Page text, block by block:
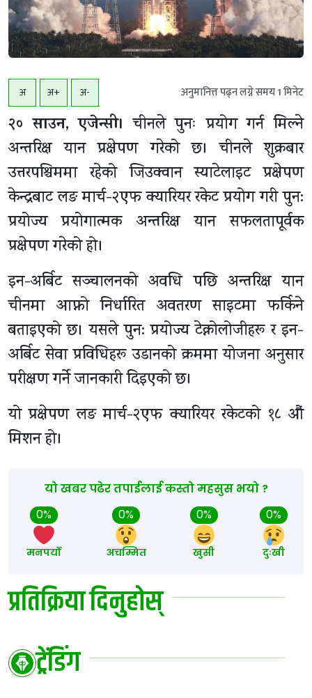
अ अ+ अ- अनुमानित्त पढ्न लग्ने समय1मिनेट
२० साउन, एजेन्सी। चीनले पुनः प्रयोग गर्न मिल्ने
अन्तरिक्ष यान प्रक्षेपण गरेको छ। चीनले शुक्रबार
उत्तरपश्चिममा रहेको जिउक्वान स्याटेलाइट प्रक्षेपण
केन्द्रबाट लङ मार्च-२एफ क्यारियर रकेट प्रयोग गरी पुन:
प्रयोज्य प्रयोगात्मक अन्तरिक्ष यान सफलतापूर्वक
प्रक्षेपण गरेको हो।
इन-अर्बिट सञ्चालनको अवधि पछि अन्तरिक्ष यान
चीनमा आफ्नो निर्धारित अवतरण साइटमा फर्किने
बताइएको छ। यसले पुन: प्रयोज्य टेक्नोलोजीहरू र इन-
अर्बिट सेवा प्रविधिहरू उडानको क्रममा योजना अनुसार
परीक्षण गर्ने जानकारी दिइएको छ।
यो प्रक्षेपण लङ मार्च-२एफ क्यारियर रकेटको १८ औं
मिशन हो।
यो खबर पढेर तपाईलाई कस्तो महसुस भयो ?
0%
मनपर्यो
0%
अचम्मित
0%
खुसी
0%
दुःखी
प्रतिक्रिया दिनुहोस्
ट्रेंडिंग